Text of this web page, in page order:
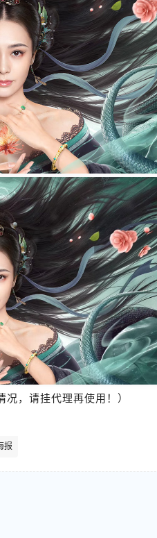
况，请挂代理再使用！）
报